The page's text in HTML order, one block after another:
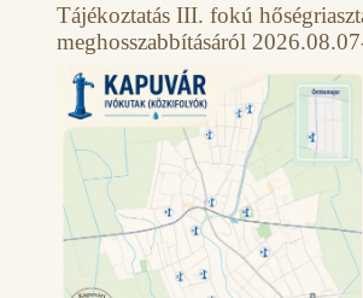
Tájékoztatás III. fokú
meghosszabbításáról